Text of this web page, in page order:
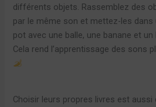
différents objets. Rassemblez des
par le même son et mettez-les dans
pot avec une balle, une banane et un
Cela rend l’apprentissage des sons
Choisir leurs propres livres est aussi